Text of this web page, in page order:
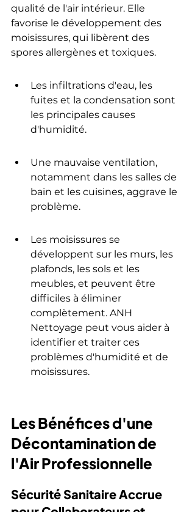
qualité de l'air intérieur. Elle
favorise le développement des
moisissures, qui libèrent des
spores allergènes et toxiques.
Les infiltrations d'eau, les
fuites et la condensation sont
les principales causes
d'humidité.
Une mauvaise ventilation,
notamment dans les salles de
bain et les cuisines, aggrave le
problème.
Les moisissures se
développent sur les murs, les
plafonds, les sols et les
meubles, et peuvent être
difficiles à éliminer
complètement. ANH
Nettoyage peut vous aider à
identifier et traiter ces
problèmes d'humidité et de
moisissures.
Les Bénéfices d'une
Décontamination de
l'Air Professionnelle
Sécurité Sanitaire Accrue